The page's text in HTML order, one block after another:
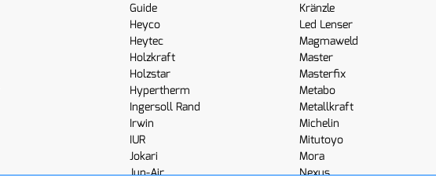
Guide
Heyco
Heytec
Holzkraft
Holzstar
Hypertherm
Ingersoll Rand
Irwin
IUR
Jokari
Jun-Air
Kränzle
Led Lenser
Magmaweld
Master
Masterfix
Metabo
Metallkraft
Michelin
Mitutoyo
Mora
Nexus